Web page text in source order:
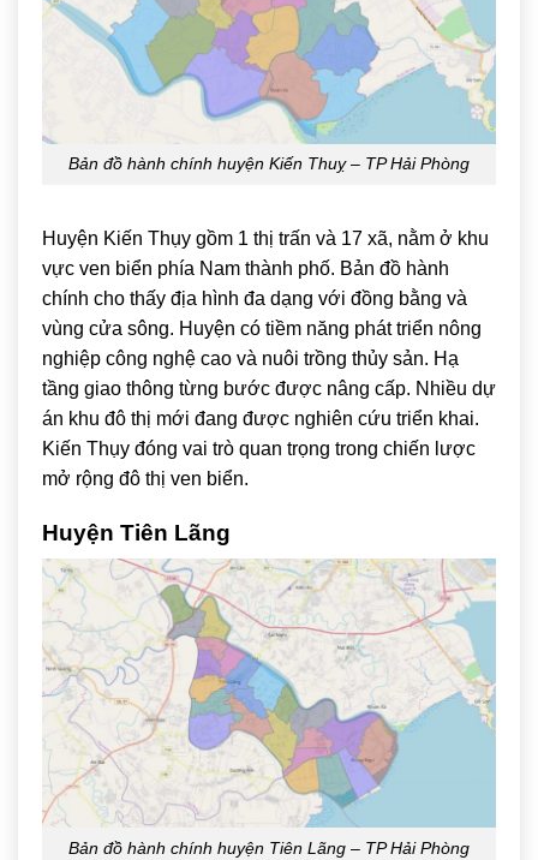
Bản đồ hành chính huyện Kiến Thuỵ – TP Hải Phòng
Huyện Kiến Thụy gồm 1 thị trấn và 17 xã, nằm ở khu
vực ven biển phía Nam thành phố. Bản đồ hành
chính cho thấy địa hình đa dạng với đồng bằng và
vùng cửa sông. Huyện có tiềm năng phát triển nông
nghiệp công nghệ cao và nuôi trồng thủy sản. Hạ
tầng giao thông từng bước được nâng cấp. Nhiều dự
án khu đô thị mới đang được nghiên cứu triển khai.
Kiến Thụy đóng vai trò quan trọng trong chiến lược
mở rộng đô thị ven biển.
Huyện Tiên Lãng
Bản đồ hành chính huyện Tiên Lãng – TP Hải Phòng